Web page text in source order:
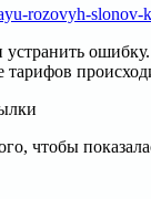
rozovyh-slonov-
ошибку.
чтобы